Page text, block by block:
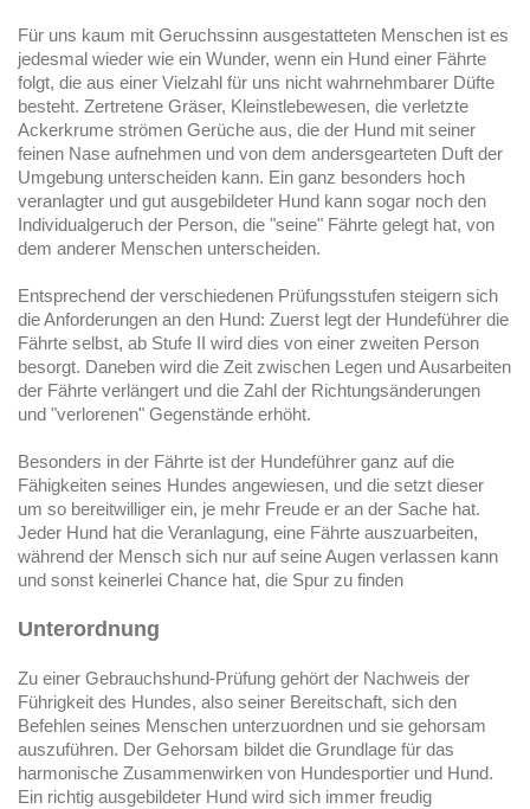
Für uns kaum mit Geruchssinn ausgestatteten Menschen ist es
jedesmal wieder wie ein Wunder, wenn ein Hund einer Fährte
folgt, die aus einer Vielzahl für uns nicht wahrnehmbarer Düfte
besteht. Zertretene Gräser, Kleinstlebewesen, die verletzte
Ackerkrume strömen Gerüche aus, die der Hund mit seiner
feinen Nase aufnehmen und von dem andersgearteten Duft der
Umgebung unterscheiden kann. Ein ganz besonders hoch
veranlagter und gut ausgebildeter Hund kann sogar noch den
Individualgeruch der Person, die "seine" Fährte gelegt hat, von
dem anderer Menschen unterscheiden.
Entsprechend der verschiedenen Prüfungsstufen steigern sich
die Anforderungen an den Hund: Zuerst legt der Hundeführer die
Fährte selbst, ab Stufe II wird dies von einer zweiten Person
besorgt. Daneben wird die Zeit zwischen Legen und Ausarbeiten
der Fährte verlängert und die Zahl der Richtungsänderungen
und "verlorenen" Gegenstände erhöht.
Besonders in der Fährte ist der Hundeführer ganz auf die
Fähigkeiten seines Hundes angewiesen, und die setzt dieser
um so bereitwilliger ein, je mehr Freude er an der Sache hat.
Jeder Hund hat die Veranlagung, eine Fährte auszuarbeiten,
während der Mensch sich nur auf seine Augen verlassen kann
und sonst keinerlei Chance hat, die Spur zu finden
Unterordnung
Zu einer Gebrauchshund-Prüfung gehört der Nachweis der
Führigkeit des Hundes, also seiner Bereitschaft, sich den
Befehlen seines Menschen unterzuordnen und sie gehorsam
auszuführen. Der Gehorsam bildet die Grundlage für das
harmonische Zusammenwirken von Hundesportier und Hund.
Ein richtig ausgebildeter Hund wird sich immer freudig